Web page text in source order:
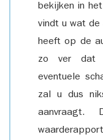
bekijken in
vindt u wat
heeft op de
zo ver dat
eventuele
zal u dus